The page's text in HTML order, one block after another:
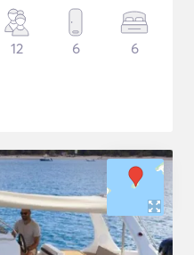
12 6 6